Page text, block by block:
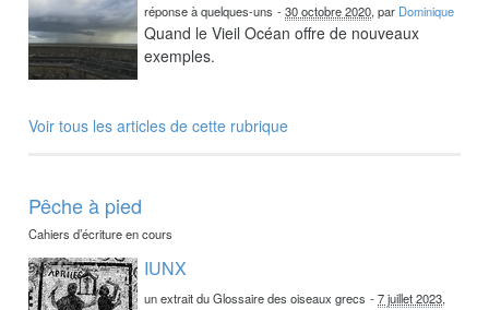
réponse à quelques-uns -30 octobre 2020, par Dominique
Quand le Vieil Océan offre de nouveaux
exemples.
Voir tous les articles de cette rubrique
Pêche à pied
Cahiers d’écriture en cours
IUNX
un extrait du Glossaire des oiseaux grecs -7 juillet 2023,